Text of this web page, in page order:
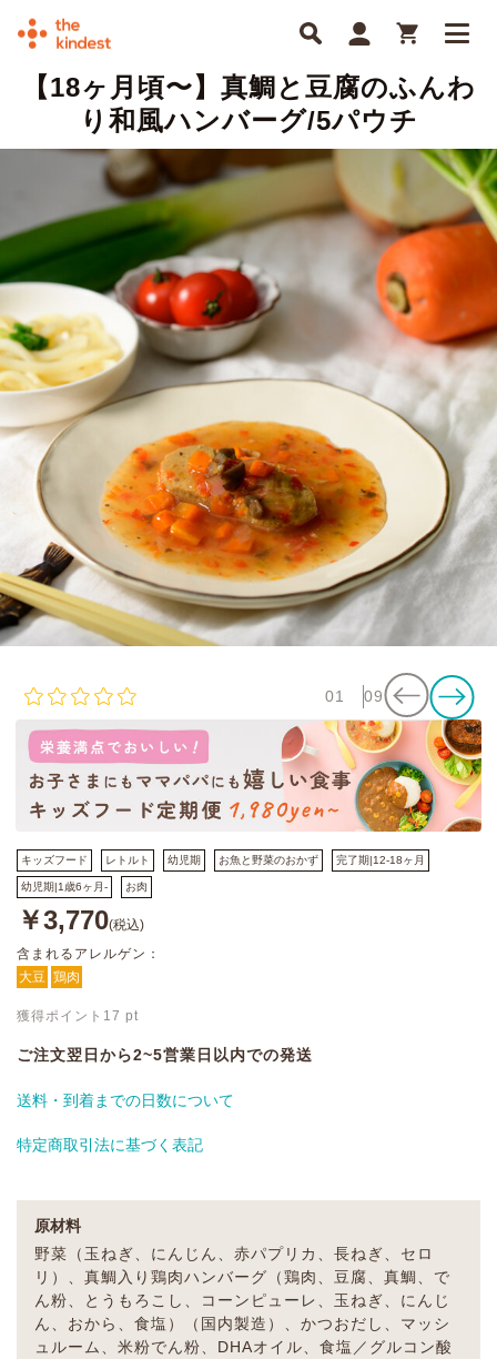
【18ヶ月頃〜】真鯛と豆腐のふんわ
り和風ハンバーグ/5パウチ
01 09
キッズフード レトルト 幼児期 お魚と野菜のおかず 完了期|12-18ヶ月
幼児期|1歳6ヶ月- お肉
￥3,770(税込)
含まれるアレルゲン：
大豆 鶏肉
獲得ポイント 17 pt
ご注文翌日から2~5営業日以内での発送
送料・到着までの日数について
特定商取引法に基づく表記
原材料
野菜（玉ねぎ、にんじん、赤パプリカ、長ねぎ、セロ
リ）、真鯛入り鶏肉ハンバーグ（鶏肉、豆腐、真鯛、で
ん粉、とうもろこし、コーンピューレ、玉ねぎ、にんじ
ん、おから、食塩）（国内製造）、かつおだし、マッシ
ュルーム、米粉でん粉、DHAオイル、食塩／グルコン酸